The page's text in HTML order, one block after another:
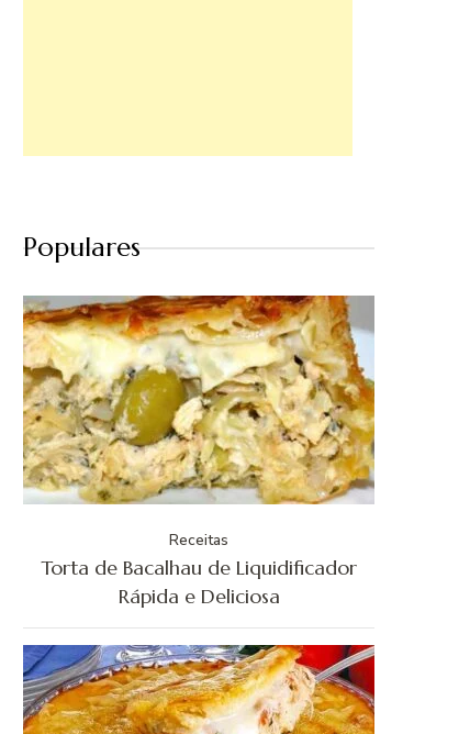
Populares
Receitas
Torta de Bacalhau de Liquidificador
Rápida e Deliciosa